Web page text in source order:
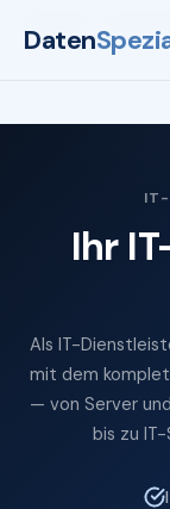
Daten
IT-
Ihr
Als IT-
mit dem
— von Server
bis zu IT-